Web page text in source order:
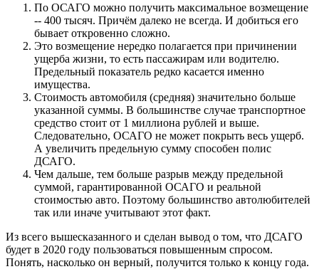
По ОСАГО можно получить максимальное возмещение
-- 400 тысяч. Причём далеко не всегда. И добиться его
бывает откровенно сложно.
Это возмещение нередко полагается при причинении
ущерба жизни, то есть пассажирам или водителю.
Предельный показатель редко касается именно
имущества.
Стоимость автомобиля (средняя) значительно больше
указанной суммы. В большинстве случае транспортное
средство стоит от 1 миллиона рублей и выше.
Следовательно, ОСАГО не может покрыть весь ущерб.
А увеличить предельную сумму способен полис
ДСАГО.
Чем дальше, тем больше разрыв между предельной
суммой, гарантированной ОСАГО и реальной
стоимостью авто. Поэтому большинство автолюбителей
так или иначе учитывают этот факт.
Из всего вышесказанного и сделан вывод о том, что ДСАГО
будет в 2020 году пользоваться повышенным спросом.
Понять, насколько он верный, получится только к концу года.